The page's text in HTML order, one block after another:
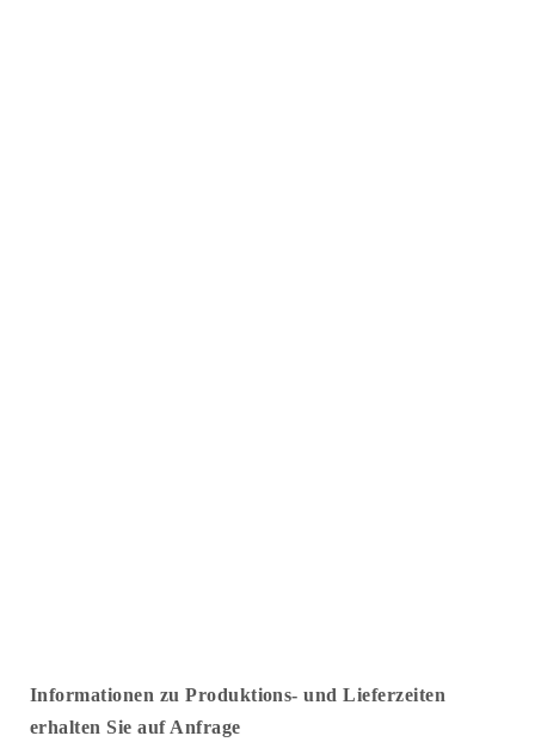
Informationen zu Produktions- und Lieferzeiten
erhalten Sie auf Anfrage